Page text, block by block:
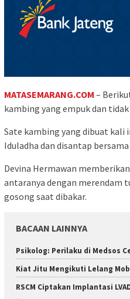
MATASEMARANG.COM –
kambing yang empuk dan
Sate kambing yang dibuat kali
Iduladha dan disantap
Devina Hermawan
antaranya dengan merendam
gosong saat dibakar.
BACAAN LAINNYA
Psikolog: Perilaku di Medsos
Kiat Jitu Mengikuti Lelang
RSCM Ciptakan Implantasi